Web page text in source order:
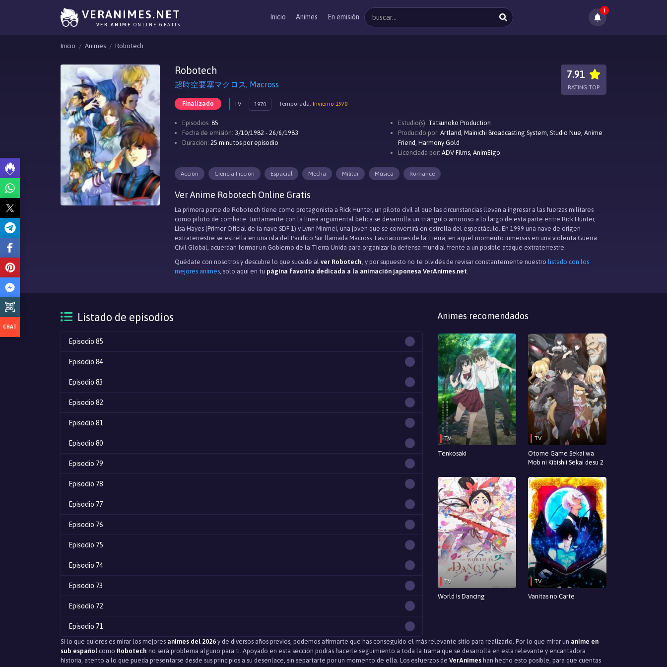
VERANIMES.NET
VER ANIME ONLINE GRATIS
Inicio Animes En emisión
1
Inicio Animes Robotech
Robotech
超時空要塞マクロス, Macross
Finalizado TV 1970 Temporada: Invierno 1970
7.91
RATING TOP
Episodios: 85
Fecha de emisión: 3/10/1982 - 26/6/1983
Duración: 25 minutos por episodio
Estudio(s): Tatsunoko Production
Producido por: Artland, Mainichi Broadcasting System, Studio Nue, Anime
Friend, Harmony Gold
Licenciada por: ADV Films, AnimEigo
Acción Ciencia Ficción Espacial Mecha Militar Música Romance
Ver Anime Robotech Online Gratis
La primera parte de Robotech tiene como protagonista a Rick Hunter, un piloto civil al que las circunstancias llevan a ingresar a las fuerzas militares
como piloto de combate. Juntamente con la línea argumental bélica se desarrolla un triángulo amoroso a lo largo de esta parte entre Rick Hunter,
Lisa Hayes (Primer Oficial de la nave SDF-1) y Lynn Minmei, una joven que se convertirá en estrella del espectáculo. En 1999 una nave de origen
extraterrestre se estrella en una isla del Pacífico Sur llamada Macross. Las naciones de la Tierra, en aquel momento inmersas en una violenta Guerra
Civil Global, acuerdan formar un Gobierno de la Tierra Unida para organizar la defensa mundial frente a un posible ataque extraterrestre.
Quédate con nosotros y descubre lo que sucede al ver Robotech, y por supuesto no te olvidés de revisar constantemente nuestro listado con los
mejores animes, solo aqui en tu página favorita dedicada a la animación japonesa VerAnimes.net.
Listado de episodios
Episodio 85
Episodio 84
Episodio 83
Episodio 82
Episodio 81
Episodio 80
Episodio 79
Episodio 78
Episodio 77
Episodio 76
Episodio 75
Episodio 74
Episodio 73
Episodio 72
Episodio 71
Episodio 70
Animes recomendados
TV
Tenkosaki
TV
Otome Game Sekai wa
Mob ni Kibishii Sekai desu 2
TV
World Is Dancing
TV
Vanitas no Carte
Si lo que quieres es mirar los mejores animes del 2026 y de diversos años previos, podemos afirmarte que has conseguido el más relevante sitio para realizarlo. Por lo que mirar un anime en
sub español como Robotech no será problema alguno para ti. Apoyado en esta sección podrás hacerle seguimiento a toda la trama que se desarrolla en esta relevante y encantadora
historia, atento a lo que pueda presentarse desde sus principios a su desenlace, sin separtarte por un momento de ella. Los esfuerzos de VerAnimes han hecho esto posible, para que cuentas